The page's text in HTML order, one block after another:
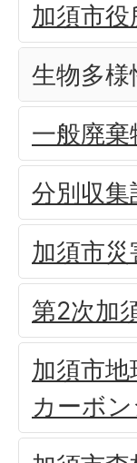
加須市
生物多
一般廃
分別収
加須市
第2次加
加須市
カーボ